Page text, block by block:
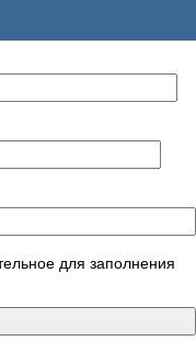
для заполнения